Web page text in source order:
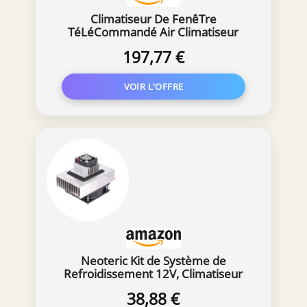
Climatiseur De FenêTre
TéLéCommandé Air Climatiseur
Rapide, DéShumidification par Un
Bouton, Aucune Installation, Blanc -
950 Watts
197,77 €
Neoteric Kit de Système de
Refroidissement 12V, Climatiseur
avec Réfrigérateur
38,88 €